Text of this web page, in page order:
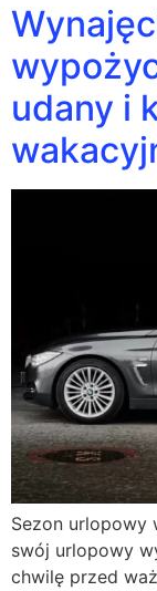
udany i
Sezon urlopowy
swój urlopowy
chwilę przed